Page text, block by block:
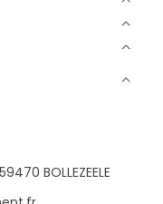
BOLLEZEELE